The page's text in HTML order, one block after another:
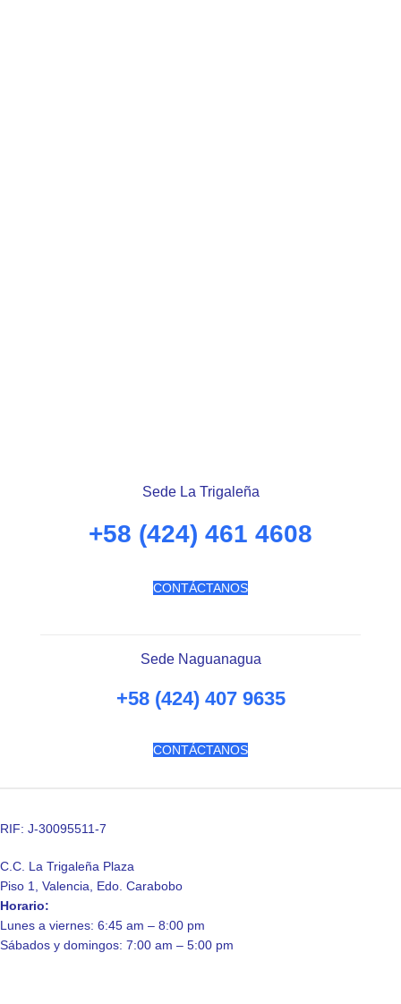
Sede La Trigaleña
+58 (424) 461 4608
CONTÁCTANOS
Sede Naguanagua
+58 (424) 407 9635
CONTÁCTANOS
RIF: J-30095511-7
C.C. La Trigaleña Plaza
Piso 1, Valencia, Edo. Carabobo
Horario:
Lunes a viernes: 6:45 am – 8:00 pm
Sábados y domingos: 7:00 am – 5:00 pm